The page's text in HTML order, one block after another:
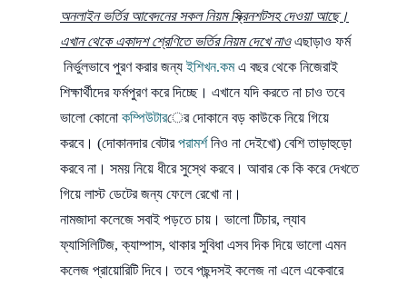
অনলাইন ভর্তির আবেদনের সকল নিয়ম স্ক্রিনশটসহ দেওয়া আছে।
এখান থেকে একাদশ শ্রেণিতে ভর্তির নিয়ম দেখে নাওএছাড়াও ফর্ম
নির্ভুলভাবে পুরণ করার জন্যইশিখন.কমএ বছর থেকে নিজেরাই
শিক্ষার্থীদের ফর্মপুরণ করে দিচ্ছে। এখানে যদি করতে না চাও তবে
ভালো কোনো কম্পিউটারের দোকানে বড় কাউকে নিয়ে গিয়ে
করবে। (দোকানদার বেটারপরামর্শনিও না দেইখো) বেশি তাড়াহুড়ো
করবে না। সময় নিয়ে ধীরে সুস্থে করবে। আবার কে কি করে দেখতে
গিয়ে লাস্ট ডেটের জন্য ফেলে রেখো না।
নামজাদা কলেজে সবাই পড়তে চায়। ভালো টিচার, ল্যাব
ফ্যাসিলিটিজ, ক্যাম্পাস, থাকার সুবিধা এসব দিক দিয়ে ভালো এমন
কলেজ প্রায়োরিটি দিবে। তবে পছন্দসই কলেজ না এলে একেবারে